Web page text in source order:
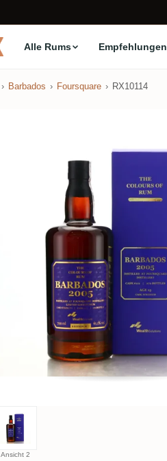
Alle Rums Empfehlungen
Barbados Foursquare RX10114
Ansicht 2